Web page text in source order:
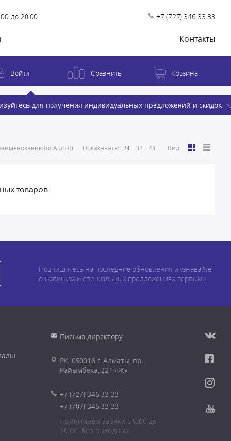
до 20:00 +7 (727) 346 33 33
Контакты
Войти
для получения индивидуальных предложений и скидок
Сравнить Корзина
А до Я) Показывать: 24 32 48 Вид:
товаров
Подпишитесь на последние обновления и узнавайте
о новинках и специальных предложениях первыми
Письмо директору
РК, 050016 г. Алматы, пр.
Райымбека, 221 «Ж»
+7 (727) 346 33 33
+7 (707) 346 33 33
Принимаем звонки с 9.00 до
20.00. Без выходных.